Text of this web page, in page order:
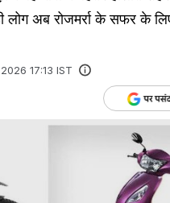
लोग अब रोजमर्रा के सफर के
2026 17:13 IST